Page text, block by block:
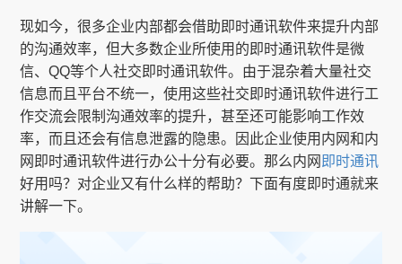
现如今，很多企业内部都会借助即时通讯软件来提升内部
的沟通效率，但大多数企业所使用的即时通讯软件是微
信、QQ等个人社交即时通讯软件。由于混杂着大量社交
信息而且平台不统一，使用这些社交即时通讯软件进行工
作交流会限制沟通效率的提升，甚至还可能影响工作效
率，而且还会有信息泄露的隐患。因此企业使用内网和内
网即时通讯软件进行办公十分有必要。那么内网 即时通讯
好用吗？对企业又有什么样的帮助？下面有度即时通就来
讲解一下。